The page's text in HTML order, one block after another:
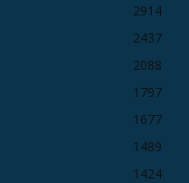
2914
2437
2088
1797
1677
1489
1424